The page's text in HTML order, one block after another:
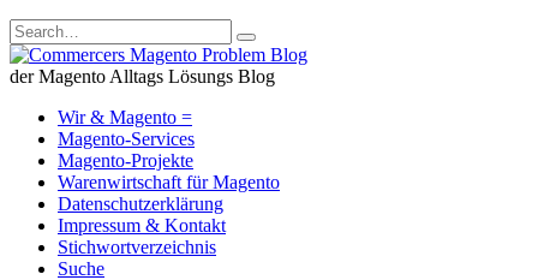
der Magento Alltags Lösungs Blog
Wir & Magento =
Magento-Services
Magento-Projekte
Warenwirtschaft für Magento
Datenschutzerklärung
Impressum & Kontakt
Stichwortverzeichnis
Suche